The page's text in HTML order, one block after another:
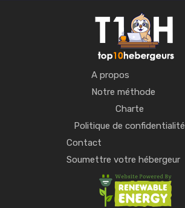
A propos
Notre méthode
Charte
Politique de confidentialité
Contact
Soumettre votre hébergeur